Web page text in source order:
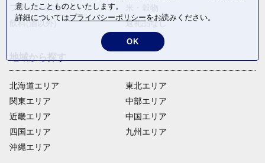
ファッション
飲料(酒以外)
返礼品なし
北海道エリア
関東エリア
近畿エリア
四国エリア
沖縄エリア
東北エリア
中部エリア
中国エリア
九州エリア
意したことものといたします。
詳細についてはプライバシーポリシーをお読みください。
OK